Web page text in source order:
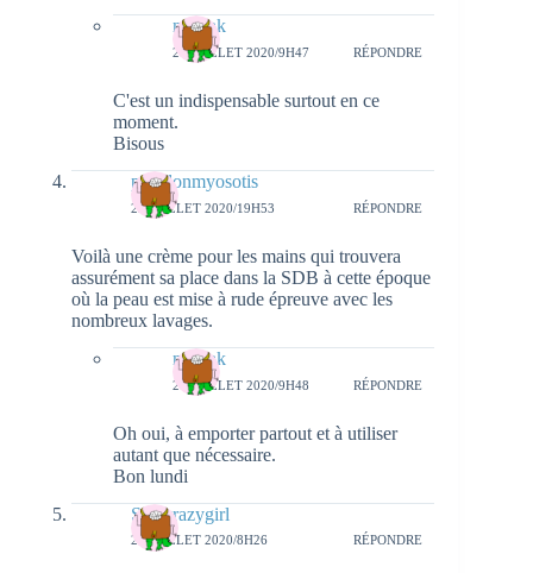
natieak
27 JUILLET 2020/9H47 RÉPONDRE
C'est un indispensable surtout en ce
moment.
Bisous
papillonmyosotis
23 JUILLET 2020/19H53 RÉPONDRE
Voilà une crème pour les mains qui trouvera
assurément sa place dans la SDB à cette époque
où la peau est mise à rude épreuve avec les
nombreux lavages.
natieak
27 JUILLET 2020/9H48 RÉPONDRE
Oh oui, à emporter partout et à utiliser
autant que nécessaire.
Bon lundi
Sthecrazygirl
24 JUILLET 2020/8H26 RÉPONDRE